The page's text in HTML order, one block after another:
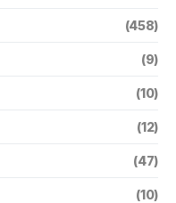
(458)
(9)
(10)
(12)
(47)
(10)